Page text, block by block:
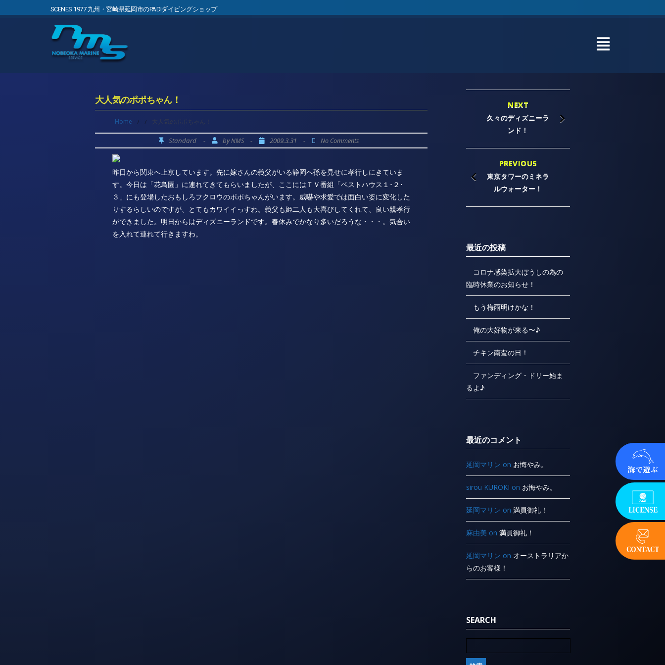
SCENES 1977 九州・宮崎県延岡市のPADIダイビングショップ
大人気のポポちゃん！
Home / / 大人気のポポちゃん！
Standard - byNMS - 2009.3.31 - No Comments
昨日から関東へ上京しています。先に嫁さんの義父がいる静岡へ孫を見せに孝行しにきていま
す。今日は「花鳥園」に連れてきてもらいましたが、ここにはＴＶ番組「ベストハウス１･２･
３」にも登場したおもしろフクロウのポポちゃんがいます。威嚇や求愛では面白い姿に変化した
りするらしいのですが、とてもカワイイっすわ。義父も姫二人も大喜びしてくれて、良い親孝行
ができました。明日からはディズニーランドです。春休みでかなり多いだろうな・・・。気合い
を入れて連れて行きますわ。
NEXT
久々のディズニーラ
ンド！
PREVIOUS
東京タワーのミネラ
ルウォーター！
最近の投稿
コロナ感染拡大ぼうしの為の
臨時休業のお知らせ！
もう梅雨明けかな！
俺の大好物が来る〜♪
チキン南蛮の日！
ファンディング・ドリー始ま
るよ♪
最近のコメント
延岡マリン on お悔やみ。
sirou KUROKI on お悔やみ。
延岡マリン on満員御礼！
麻由美 on満員御礼！
延岡マリン on オーストラリアか
らのお客様！
SEARCH